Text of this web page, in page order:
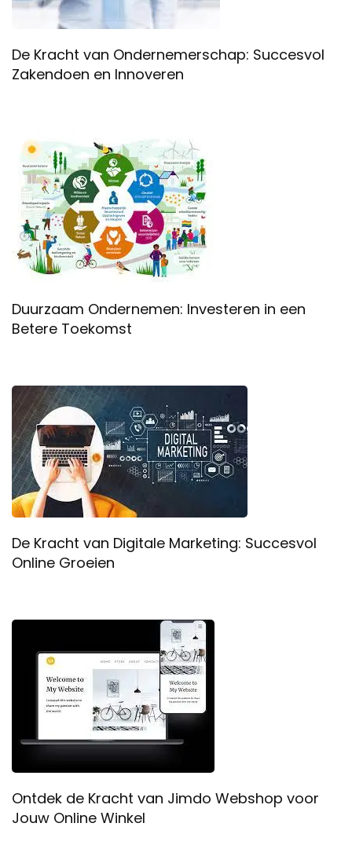
De Kracht van Ondernemerschap: Succesvol
Zakendoen en Innoveren
Duurzaam Ondernemen: Investeren in een
Betere Toekomst
De Kracht van Digitale Marketing: Succesvol
Online Groeien
Ontdek de Kracht van Jimdo Webshop voor
Jouw Online Winkel